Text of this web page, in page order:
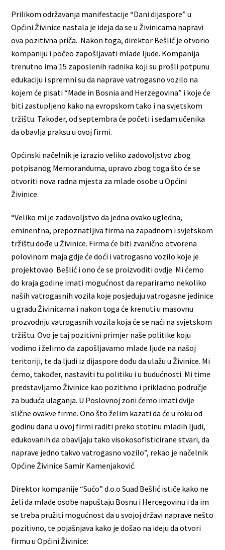
Prilikom održavanja manifestacije “Dani dijaspore” u
Općini Živinice nastala je ideja da se u Živinicama napravi
ova pozitivna priča. Nakon toga, direktor Bešlić je otvorio
kompaniju i počeo zapošljavati mlade ljude. Kompanija
trenutno ima 15 zaposlenih radnika koji su prošli potpunu
edukaciju i spremni su da naprave vatrogasno vozilo na
kojem će pisati “Made in Bosnia and Herzegovina” i koje će
biti zastupljeno kako na evropskom tako i na svjetskom
tržištu. Također, od septembra će početi i sedam učenika
da obavlja praksu u ovoj firmi.
Općinski načelnik je izrazio veliko zadovoljstvo zbog
potpisanog Memoranduma, upravo zbog toga što će se
otvoriti nova radna mjesta za mlade osobe u Općini
Živinice.
“Veliko mi je zadovoljstvo da jedna ovako ugledna,
eminentna, prepoznatljiva firma na zapadnom i svjetskom
tržištu dođe u Živinice. Firma će biti zvanično otvorena
polovinom maja gdje će doći i vatrogasno vozilo koje je
projektovao Bešlić i ono će se proizvoditi ovdje. Mi ćemo
do kraja godine imati mogućnost da repariramo nekoliko
naših vatrogasnih vozila koje posjeduju vatrogasne jedinice
u gradu Živinicama i nakon toga će krenuti u masovnu
prozvodnju vatrogasnih vozila koja će se naći na svjetskom
tržištu. Ovo je taj pozitivni primjer naše politike koju
vodimo i želimo da zapošljavamo mlade ljude na našoj
teritoriji, te da ljudi iz dijaspore dođu da ulažu u Živinice. Mi
ćemo, također, nastaviti tu politiku i u budućnosti. Mi time
predstavljamo Živinice kao pozitivno i prikladno područje
za buduća ulaganja. U Poslovnoj zoni ćemo imati dvije
slične ovakve firme. Ono što želim kazati da će u roku od
godinu dana u ovoj firmi raditi preko stotinu mladih ljudi,
edukovanih da obavljaju tako visokosofisticirane stvari, da
naprave jedno takvo vatrogasno vozilo”, rekao je načelnik
Općine Živinice Samir Kamenjaković.
Direktor kompanije “Sućo” d.o.o Suad Bešlić ističe kako ne
želi da mlade osobe napuštaju Bosnu i Hercegovinu i da im
se treba pružiti mogućnost da u svojoj državi naprave nešto
pozitivno, te pojašnjava kako je došao na ideju da otvori
firmu u Općini Živinice: